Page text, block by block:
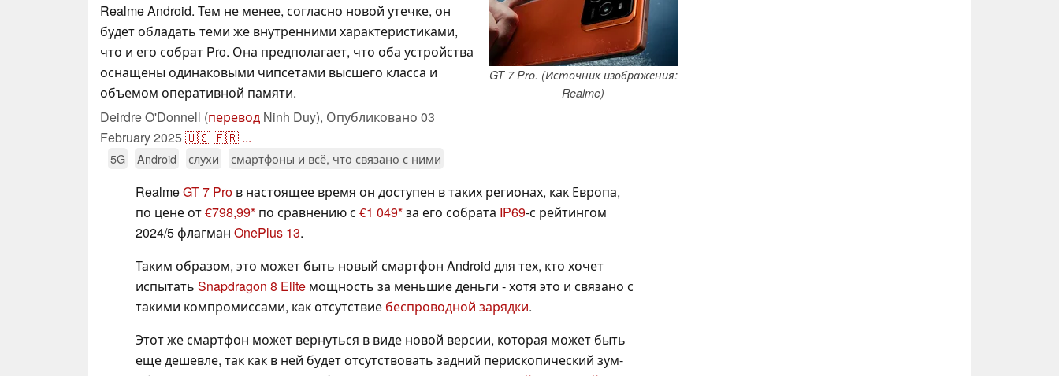
GT 7 Pro. (Источник изображения:
Realme)
Realme Android. Тем не менее, согласно новой утечке, он
будет обладать теми же внутренними характеристиками,
что и его собрат Pro. Она предполагает, что оба устройства
оснащены одинаковыми чипсетами высшего класса и
объемом оперативной памяти.
Deirdre O'Donnell (перевод Ninh Duy), Опубликовано 03
February 2025🇺🇸🇫🇷 ...
5G Android слухи смартфоны и всё, что связано с ними
RealmeGT 7 Pro в настоящее время он доступен в таких регионах, как Европа,
по цене от€798,99 по сравнению с €1 049 за его собрата IP69-с рейтингом
2024/5 флагман OnePlus 13.
Таким образом, это может быть новый смартфон Android для тех, кто хочет
испытать Snapdragon 8 Elite мощность за меньшие деньги - хотя это и связано с
такими компромиссами, как отсутствие беспроводной зарядки.
Этот же смартфон может вернуться в виде новой версии, которая может быть
еще дешевле, так как в ней будет отсутствовать задний перископический зум-